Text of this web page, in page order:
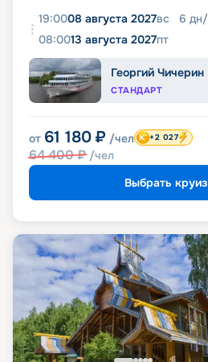
19:0008 августа 2027вс 6 дн/
08:0013 августа 2027пт
Георгий Чичерин
СТАНДАРТ
от 61 180 ₽ /чел
64 400₽ /чел
+2 027
Выбрать круиз